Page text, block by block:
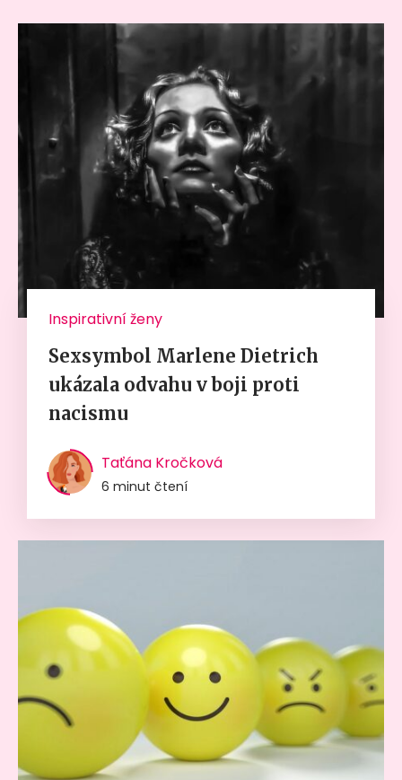
Inspirativní ženy
Sexsymbol Marlene Dietrich
ukázala odvahu v boji proti
nacismu
Taťána Kročková
6 minut čtení